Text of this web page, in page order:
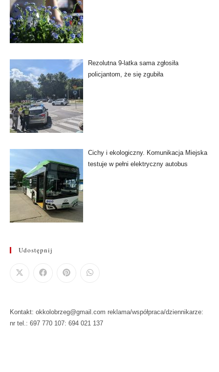
Rezolutna 9-latka sama zgłosiła
policjantom, że się zgubiła
Cichy i ekologiczny. Komunikacja Miejska
testuje w pełni elektryczny autobus
Udostępnij
Kontakt: okkolobrzeg@gmail.com reklama/współpraca/dziennikarze:
nr tel.: 697 770 107: 694 021 137